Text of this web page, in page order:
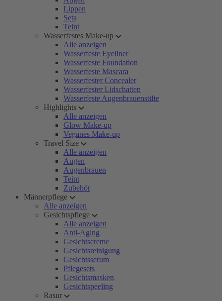
Lippen
Sets
Teint
Wasserfestes Make-up
Alle anzeigen
Wasserfeste Eyeliner
Wasserfeste Foundation
Wasserfeste Mascara
Wasserfester Concealer
Wasserfester Lidschatten
Wasserfeste Augenbrauenstifte
Highlights
Alle anzeigen
Glow Make-up
Veganes Make-up
Travel Size
Alle anzeigen
Augen
Augenbrauen
Teint
Zubehör
Männerpflege
Alle anzeigen
Gesichtspflege
Alle anzeigen
Anti-Aging
Gesichtscreme
Gesichtsreinigung
Gesichtsserum
Pflegesets
Gesichtsmasken
Gesichtspeeling
Rasur